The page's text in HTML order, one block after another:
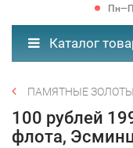
Каталог
ПАМЯТНЫЕ
100 рублей
флота,